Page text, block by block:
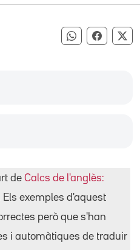
Compartir
de Calcs de l'anglès:
Els exemples d'aquest
però que s'han
i automàtiques de traduir